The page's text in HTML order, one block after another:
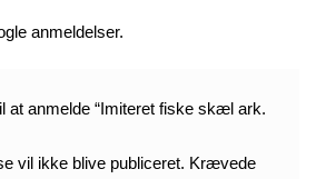
anmeldelser.
at anmelde “Imiteret fiske skæl ark.
vil ikke blive publiceret. Krævede